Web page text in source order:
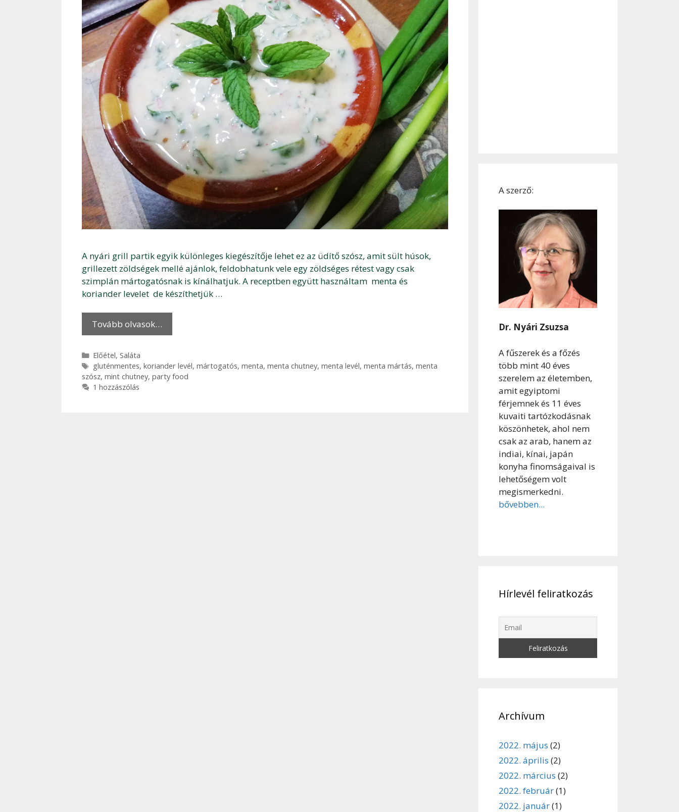
A nyári grill partik egyik különleges kiegészítője lehet ez az üdítő szósz, amit sült húsok,
grillezett zöldségek mellé ajánlok, feldobhatunk vele egy zöldséges rétest vagy csak
szimplán mártogatósnak is kínálhatjuk. A receptben együtt használtam menta és
koriander levelet de készíthetjük …
Tovább olvasok…
Kategória
Előétel, Saláta
Címkék
gluténmentes, koriander levél, mártogatós, menta, menta chutney, menta levél, menta mártás, menta
szósz, mint chutney, party food
1 hozzászólás
A szerző:
Dr. Nyári Zsuzsa
A fűszerek és a főzés
több mint 40 éves
szerelem az életemben,
amit egyiptomi
férjemnek és 11 éves
kuvaiti tartózkodásnak
köszönhetek, ahol nem
csak az arab, hanem az
indiai, kínai, japán
konyha finomságaival is
lehetőségem volt
megismerkedni.
bővebben...
Hírlevél feliratkozás
Archívum
2022. május (2)
2022. április (2)
2022. március (2)
2022. február(1)
2022. január(1)